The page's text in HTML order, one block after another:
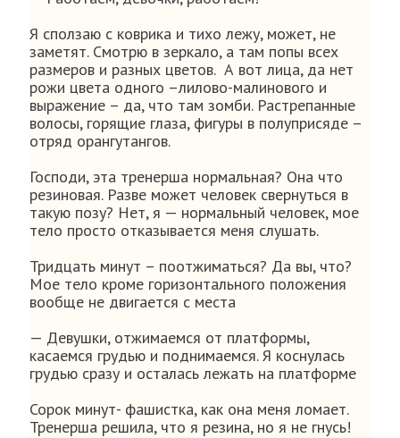
Я сползаю с коврика и тихо лежу, может, не
заметят. Смотрю в зеркало, а там попы всех
размеров и разных цветов. А вот лица, да нет
рожи цвета одного –лилово-малинового и
выражение – да, что там зомби. Растрепанные
волосы, горящие глаза, фигуры в полуприсяде –
отряд орангутангов.
Господи, эта тренерша нормальная? Она что
резиновая. Разве может человек свернуться в
такую позу? Нет, я — нормальный человек, мое
тело просто отказывается меня слушать.
Тридцать минут – поотжиматься? Да вы, что?
Мое тело кроме горизонтального положения
вообще не двигается с места
— Девушки, отжимаемся от платформы,
касаемся грудью и поднимаемся. Я коснулась
грудью сразу и осталась лежать на платформе
Сорок минут- фашистка, как она меня ломает.
Тренерша решила, что я резина, но я не гнусь!